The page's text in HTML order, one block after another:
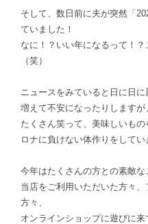
そして、数日前に夫が突然「
ていました！
なに！？いい年になるって！
（笑）
ニュースをみていると日に日
増えて不安になったりしますが
たくさん笑って、美味しいも
ロナに負けない体作りをしてい
今年はたくさんの方との素敵な
当店をご利用いただいた方々
方々、
オンラインショップに遊びに